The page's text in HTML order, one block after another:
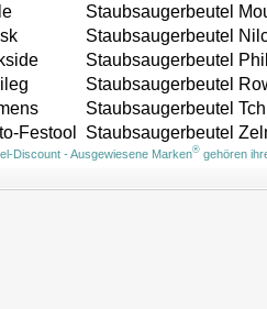
Staubsaugerbeutel
Staubsaugerbeutel
Staubsaugerbeutel
Staubsaugerbeutel
Staubsaugerbeutel
Festool
Staubsaugerbeutel
Discount - Ausgewiesene Marken®gehören